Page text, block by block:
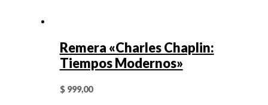
Remera «Charles Chaplin:
Tiempos Modernos»
$999,00